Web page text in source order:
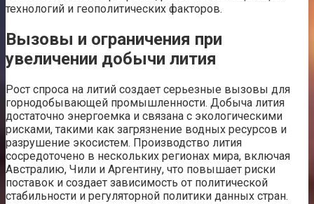
технологий и геополитических факторов.
Вызовы и ограничения при
увеличении добычи лития
Рост спроса на литий создает серьезные вызовы для
горнодобывающей промышленности. Добыча лития
достаточно энергоемка и связана с экологическими
рисками, такими как загрязнение водных ресурсов и
разрушение экосистем. Производство лития
сосредоточено в нескольких регионах мира, включая
Австралию, Чили и Аргентину, что повышает риски
поставок и создает зависимость от политической
стабильности и регуляторной политики данных стран.